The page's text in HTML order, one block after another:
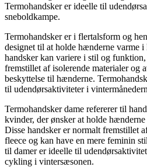
Termohandsker er ideelle til
sneboldkampe.
Termohandsker er i flertalsform og
designet til at holde hænderne varme
handsker kan variere i stil og
fremstillet af isolerende materialer og
beskyttelse til hænderne.
til udendørsaktiviteter i
Termohandsker dame refererer til
kvinder, der ønsker at holde
Disse handsker er normalt fremstillet
fleece og kan have en mere feminin
til damer er ideelle til
cykling i vintersæsonen.